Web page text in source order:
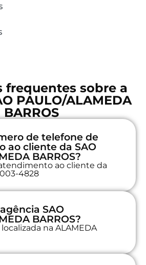
frequentes sobre a
PAULO/ALAMEDA
BARROS
de telefone de
ao cliente da SAO
BARROS?
ao cliente da
4828
SAO
BARROS?
na ALAMEDA